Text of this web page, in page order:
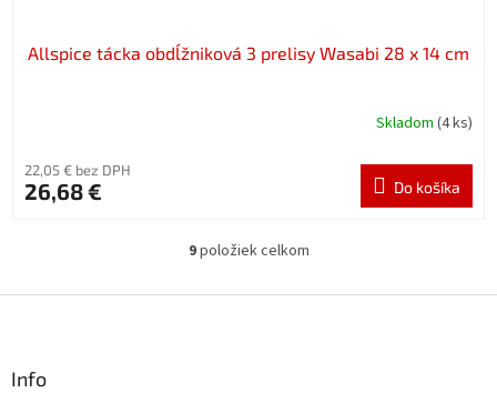
Allspice tácka obdĺžniková 3 prelisy Wasabi 28 x 14 cm
Skladom (4 ks)
22,05 € bez DPH
26,68 € Do košíka
O
l
9položiek celkom
Info